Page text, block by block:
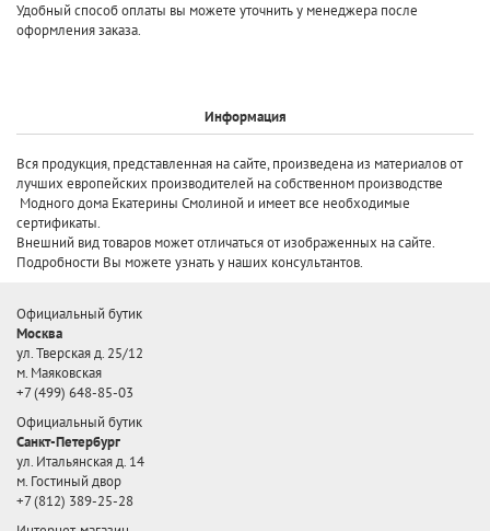
Удобный способ оплаты вы можете уточнить у менеджера после
оформления заказа.
Информация
Вся продукция, представленная на сайте, произведена из материалов от
лучших европейских производителей на собственном производстве
Модного дома Екатерины Смолиной и имеет все необходимые
сертификаты.
Внешний вид товаров может отличаться от изображенных на сайте.
Подробности Вы можете узнать у наших консультантов.
Официальный бутик
Москва
ул. Тверская д. 25/12
м. Маяковская
+7 (499) 648-85-03
Официальный бутик
Санкт-Петербург
ул. Итальянская д. 14
м. Гостиный двор
+7 (812) 389-25-28